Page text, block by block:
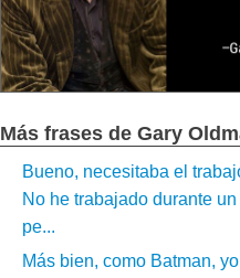
Más frases de Gary
Bueno, necesitaba el
No he trabajado durante
pe...
Más bien, como Batman,